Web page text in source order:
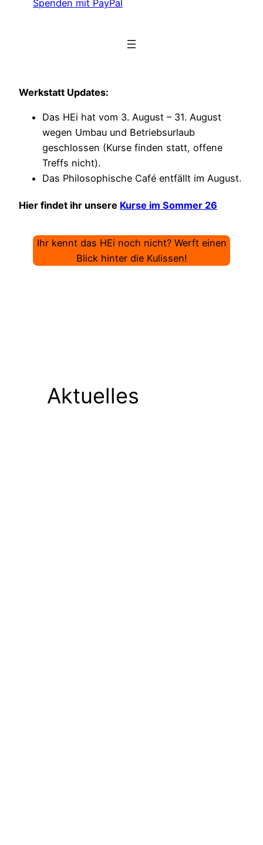
Spenden mit PayPal
Werkstatt Updates:
Das HEi hat vom 3. August – 31. August
wegen Umbau und Betriebsurlaub
geschlossen (Kurse finden statt, offene
Treffs nicht).
Das Philosophische Café entfällt im August.
Hier findet ihr unsere Kurse im Sommer 26
Ihr kennt das HEi noch nicht? Werft einen
Blick hinter die Kulissen!
Aktuelles